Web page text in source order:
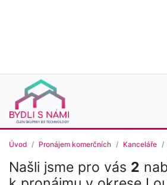
Úvod Pronájem komerčních Kanceláře
Našli jsme pro vás 2